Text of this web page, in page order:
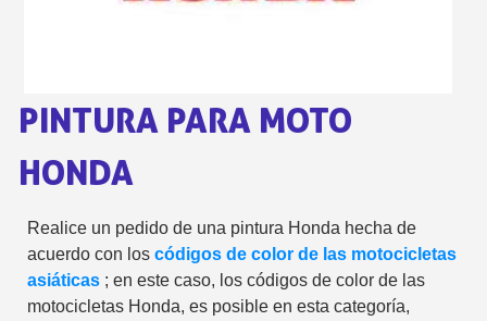
Devuelve los
5 € de descuento
PINTURA PARA MOTO
HONDA
Realice un pedido de una pintura Honda hecha de
acuerdo con los códigos de color de las motocicletas
asiáticas ; en este caso, los códigos de color de las
motocicletas Honda, es posible en esta categoría,